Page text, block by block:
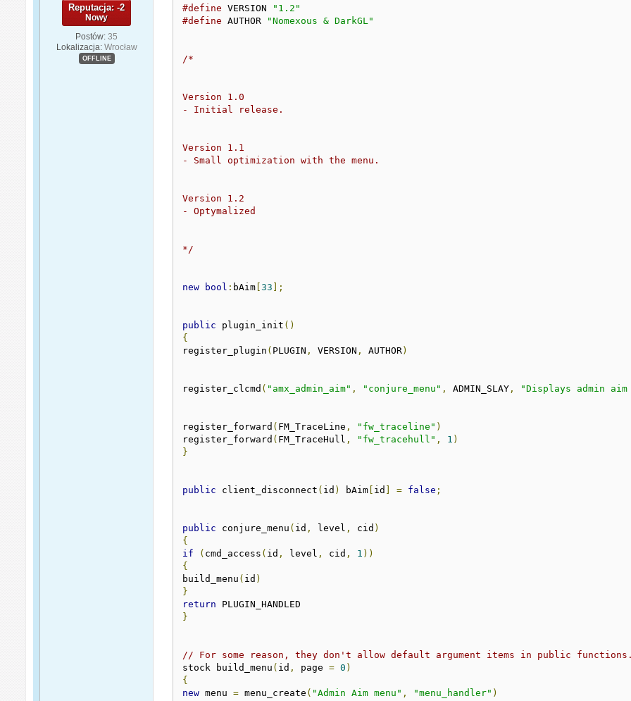
Reputacja: -2
Nowy
Postów: 35
Lokalizacja: Wrocław
OFFLINE
#define VERSION
"1.2"
#define AUTHOR "Nomexous & DarkGL"
/*
Version 1.0
- Initial release.
Version 1.1
- Small optimization with the menu.
Version 1.2
- Optymalized
*/
new bool : bAim [33 ];
public plugin_init ()
{
register_plugin ( PLUGIN , VERSION , AUTHOR)
register_clcmd ( "amx_admin_aim" , "conjure_menu" , ADMIN_SLAY , "Displays admin aim
register_forward ( FM_TraceLine , "fw_traceline" )
register_forward ( FM_TraceHull , "fw_tracehull" , 1 )
}
public client_disconnect ( id ) bAim [ id ] = false ;
public conjure_menu ( id , level , cid )
{
if
( cmd_access ( id , level , cid , 1 ))
{
build_menu ( id )
}
return
}
// For some reason, they don't allow default argument items in public
stock build_menu ( id , page = 0 )
{
new menu = menu_create ( "Admin Aim menu" , "menu_handler" )